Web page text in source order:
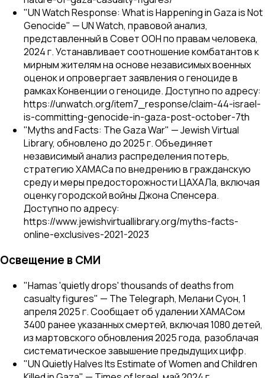
"UN Watch Response: What is Happening in Gaza is Not
Genocide" — UN Watch, правовой анализ,
представленный в Совет ООН по правам человека,
2024 г. Устанавливает соотношение комбатантов к
мирным жителям на основе независимых военных
оценок и опровергает заявления о геноциде в
рамках Конвенции о геноциде. Доступно по адресу:
https://unwatch.org/item7_response/claim-44-israel-
is-committing-genocide-in-gaza-post-october-7th
"Myths and Facts: The Gaza War" — Jewish Virtual
Library, обновлено до 2025 г. Объединяет
независимый анализ распределения потерь,
стратегию ХАМАСа по внедрению в гражданскую
среду и меры предосторожности ЦАХАЛа, включая
оценку городской войны Джона Спенсера.
Доступно по адресу:
https://www.jewishvirtuallibrary.org/myths-facts-
online-exclusives-2021-2023
Освещение в СМИ
"Hamas 'quietly drops' thousands of deaths from
casualty figures" — The Telegraph, Мелани Суон, 1
апреля 2025 г. Сообщает об удалении ХАМАСом
3400 ранее указанных смертей, включая 1080 детей,
из мартовского обновления 2025 года, разоблачая
систематическое завышение предыдущих цифр.
"UN Quietly Halves Its Estimate of Women and Children